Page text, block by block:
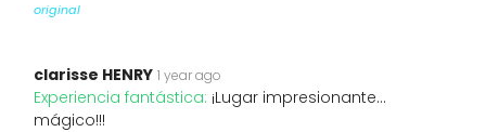
original
clarisse HENRY 1 year ago
Experiencia fantástica: ¡Lugar impresionante...
mágico!!!